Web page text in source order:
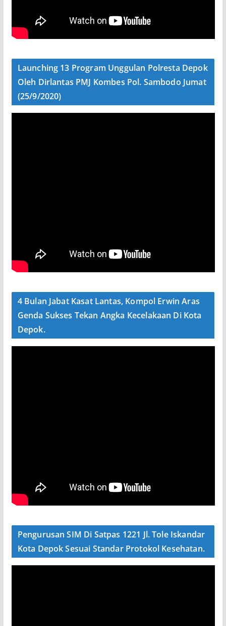
Launching 13 Program Unggulan Polresta Depok
Oleh Dirlantas PMJ Kombes Pol. Sambodo Jumat
(25/9/2020)
4 Bulan Jabat Kasat Lantas, Kompol Erwin Aras
Genda Sukses Tekan Angka Kecelakaan Di Kota
Depok.
Pengurusan SIM Di Satpas 1221 Jl. Tole Iskandar
Kota Depok Sesuai Standar Protokol Kesehatan.